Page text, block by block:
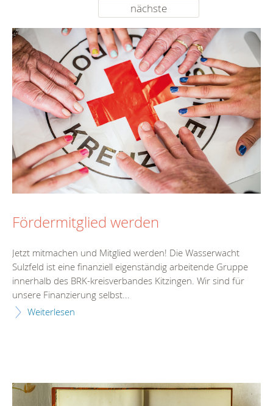
nächste
Fördermitglied werden
Jetzt mitmachen und Mitglied werden! Die Wasserwacht
Sulzfeld ist eine finanziell eigenständig arbeitende Gruppe
innerhalb des BRK-kreisverbandes Kitzingen. Wir sind für
unsere Finanzierung selbst...
Weiterlesen